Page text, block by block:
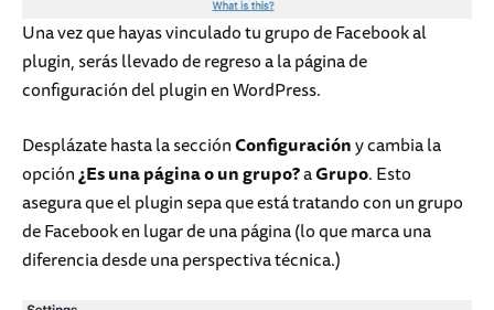
Una vez que hayas vinculado tu grupo de Facebook al
plugin, serás llevado de regreso a la página de
configuración del plugin en WordPress.
Desplázate hasta la secciónConfiguracióny cambia la
opción¿Es una página o un grupo?aGrupo. Esto
asegura que el plugin sepa que está tratando con un grupo
de Facebook en lugar de una página (lo que marca una
diferencia desde una perspectiva técnica.)